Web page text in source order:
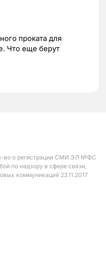
проката для
Что еще берут
во о регистрации СМИ ЭЛ №ФС
по надзору в сфере связи,
коммуникаций 23.11.2017